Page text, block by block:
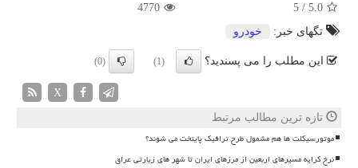
5.0
/
5
4770
تگهای خبر:
خودرو
این مطلب را می پسندید؟ (1)
(0)
X
تازه ترین مطالب مرتبط
موتورسیکلت ها هم مشمول طرح ترافیک پایتخت می شوند؟
نرخ کرایه مسیرهای اربعین از مرزهای ایران تا شهر های زیارتی عراق